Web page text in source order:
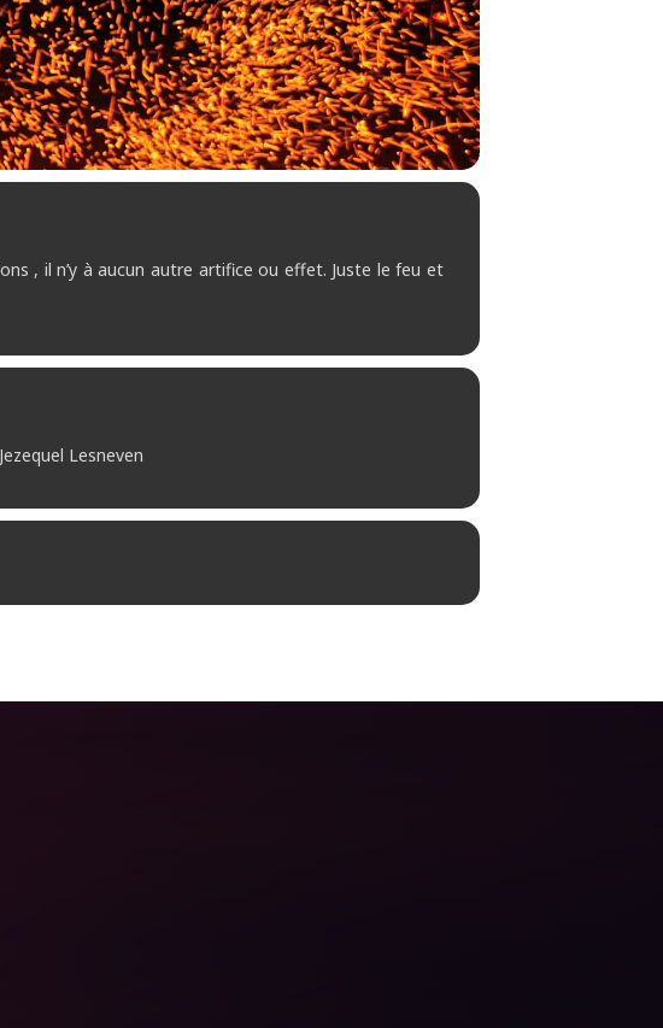
, il n’y à aucun autre artifice ou effet. Juste le feu et
Lesneven